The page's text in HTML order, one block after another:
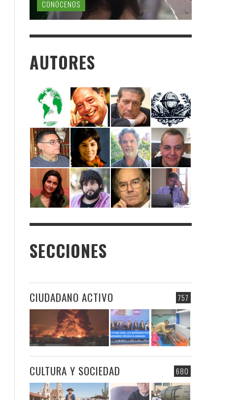
CONÓCENOS
AUTORES
SECCIONES
757
CIUDADANO ACTIVO
680
CULTURA Y SOCIEDAD